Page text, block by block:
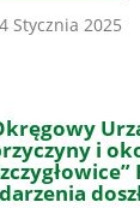
Stycznia 2025
i